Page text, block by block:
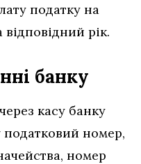
податку на
рік.
банку
касу банку
податковий номер,
номер